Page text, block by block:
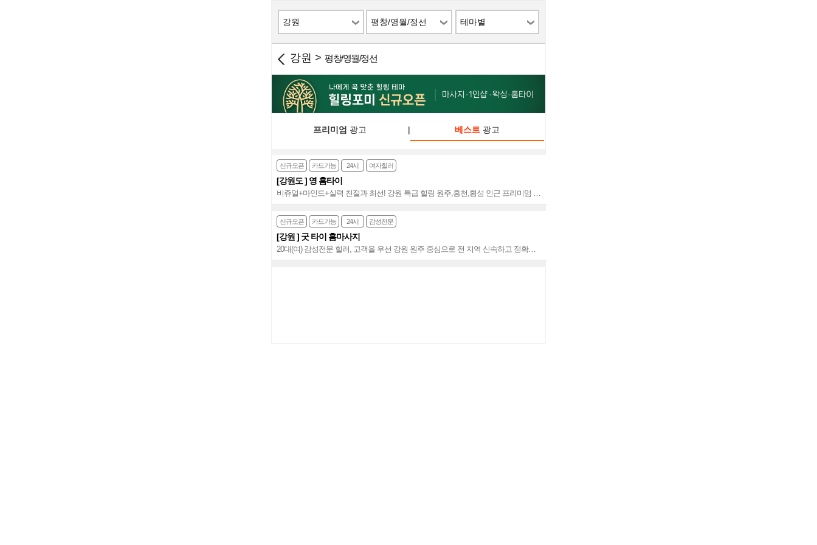
강원 평창/영월/정선 테마별
강원 > 평창/영월/정선
프리미엄 광고 | 베스트광고
신규오픈 카드가능 24시 여자힐러
[강원도 ] 영 홈타이
비쥬얼+마인드+실력 친절과 최선! 강원 특급 힐링 원주,홍천,횡성 인근 프리미엄 힐
링 강원지역 전문 홈타이 NO.1~♥
신규오픈 카드가능 24시 감성전문
[강원 ] 굿 타이 홈마사지
20대(여) 감성전문 힐러, 고객을 우선 강원 원주 중심으로 전 지역 신속하고 정확한
방문, 만족도 높은 홈마사지, 실력 비주얼 친절 굿 타이 홈마사지~♥